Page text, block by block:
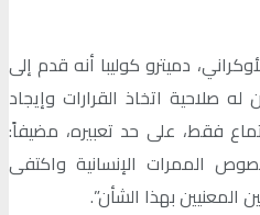
دميترو كوليبا أنه قدم إلى
له صلاحية اتخاذ القرارات وإيجاد
فقط، على حد تعبيره، مضيفاً:
الممرات الإنسانية واكتفى
المعنيين بهذا الشأن”.